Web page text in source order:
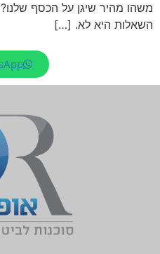
משהו מהיר שיגן על הכסף
השאלות היא לא. […]